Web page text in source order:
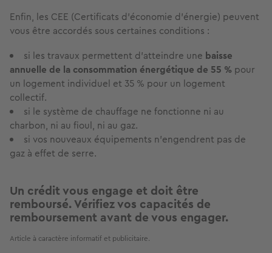
Enfin, les CEE (Certificats d’économie d’énergie) peuvent
vous être accordés sous certaines conditions :
si les travaux permettent d’atteindre une baisse
annuelle de la consommation énergétique de 55 % pour
un logement individuel et 35 % pour un logement
collectif.
si le système de chauffage ne fonctionne ni au
charbon, ni au fioul, ni au gaz.
si vos nouveaux équipements n’engendrent pas de
gaz à effet de serre.
Un crédit vous engage et doit être
remboursé. Vérifiez vos capacités de
remboursement avant de vous engager.
Article à caractère informatif et publicitaire.